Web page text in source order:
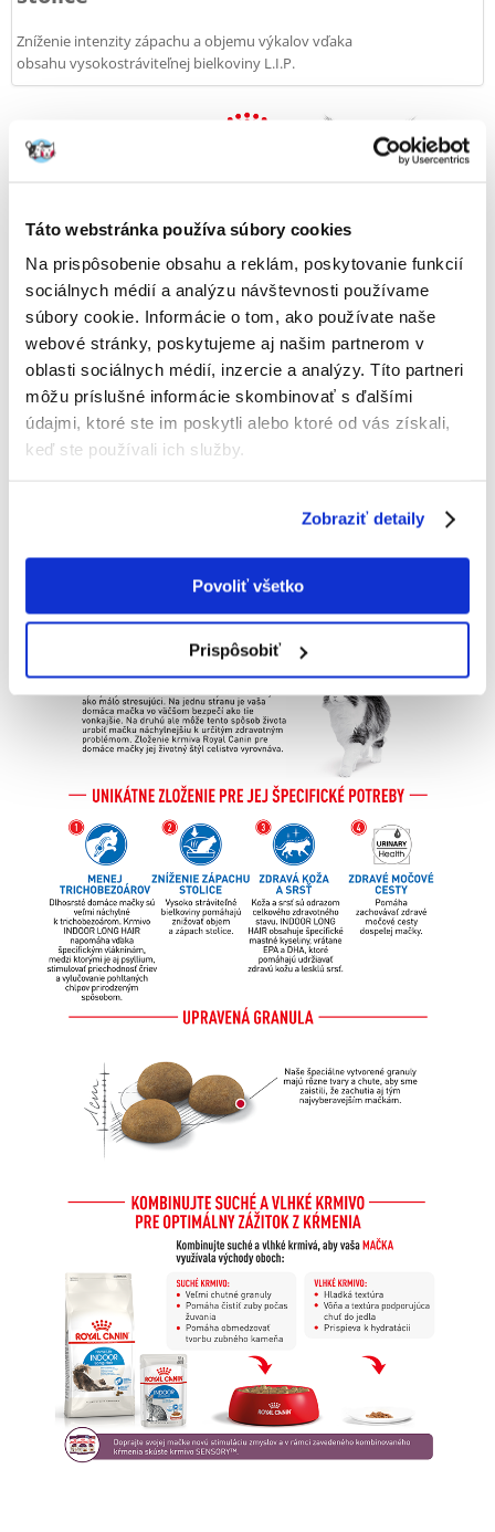
Táto webstránka používa súbory cookies
Na prispôsobenie obsahu a reklám, poskytovanie funkcií
sociálnych médií a analýzu návštevnosti používame
súbory cookie. Informácie o tom, ako používate naše
webové stránky, poskytujeme aj našim partnerom v
oblasti sociálnych médií, inzercie a analýzy. Títo partneri
môžu príslušné informácie skombinovať s ďalšími
údajmi, ktoré ste im poskytli alebo ktoré od vás získali,
keď ste používali ich služby.
Zobraziť detaily
Povoliť všetko
Prispôsobiť
Zníženie intenzity zápachu a objemu výkalov vďaka
obsahu vysokostráviteľnej bielkoviny L.I.P.